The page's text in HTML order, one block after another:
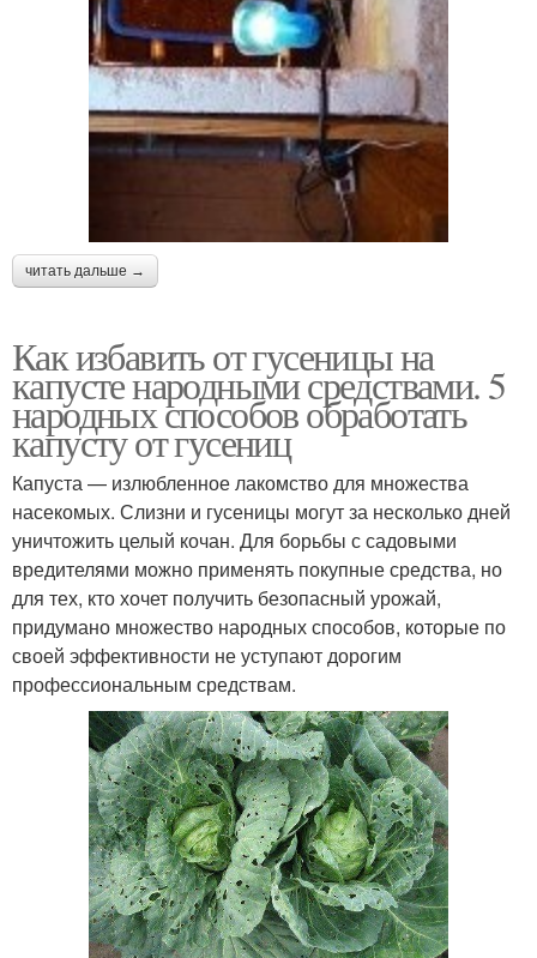
читать дальше →
Как избавить от гусеницы на
капусте народными средствами. 5
народных способов обработать
капусту от гусениц
Капуста — излюбленное лакомство для множества
насекомых. Слизни и гусеницы могут за несколько дней
уничтожить целый кочан. Для борьбы с садовыми
вредителями можно применять покупные средства, но
для тех, кто хочет получить безопасный урожай,
придумано множество народных способов, которые по
своей эффективности не уступают дорогим
профессиональным средствам.